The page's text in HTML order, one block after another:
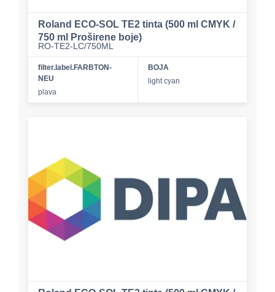
Roland ECO-SOL TE2 tinta (500 ml CMYK /
750 ml Proširene boje)
RO-TE2-LC/750ML
filter.label.FARBTON-
NEU
plava
BOJA
light cyan